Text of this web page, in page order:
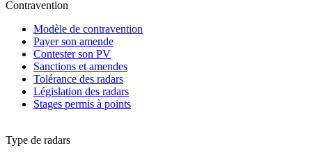
Contravention
Modèle de contravention
Payer son amende
Contester son PV
Sanctions et amendes
Tolérance des radars
Législation des radars
Stages permis à points
Type de radars